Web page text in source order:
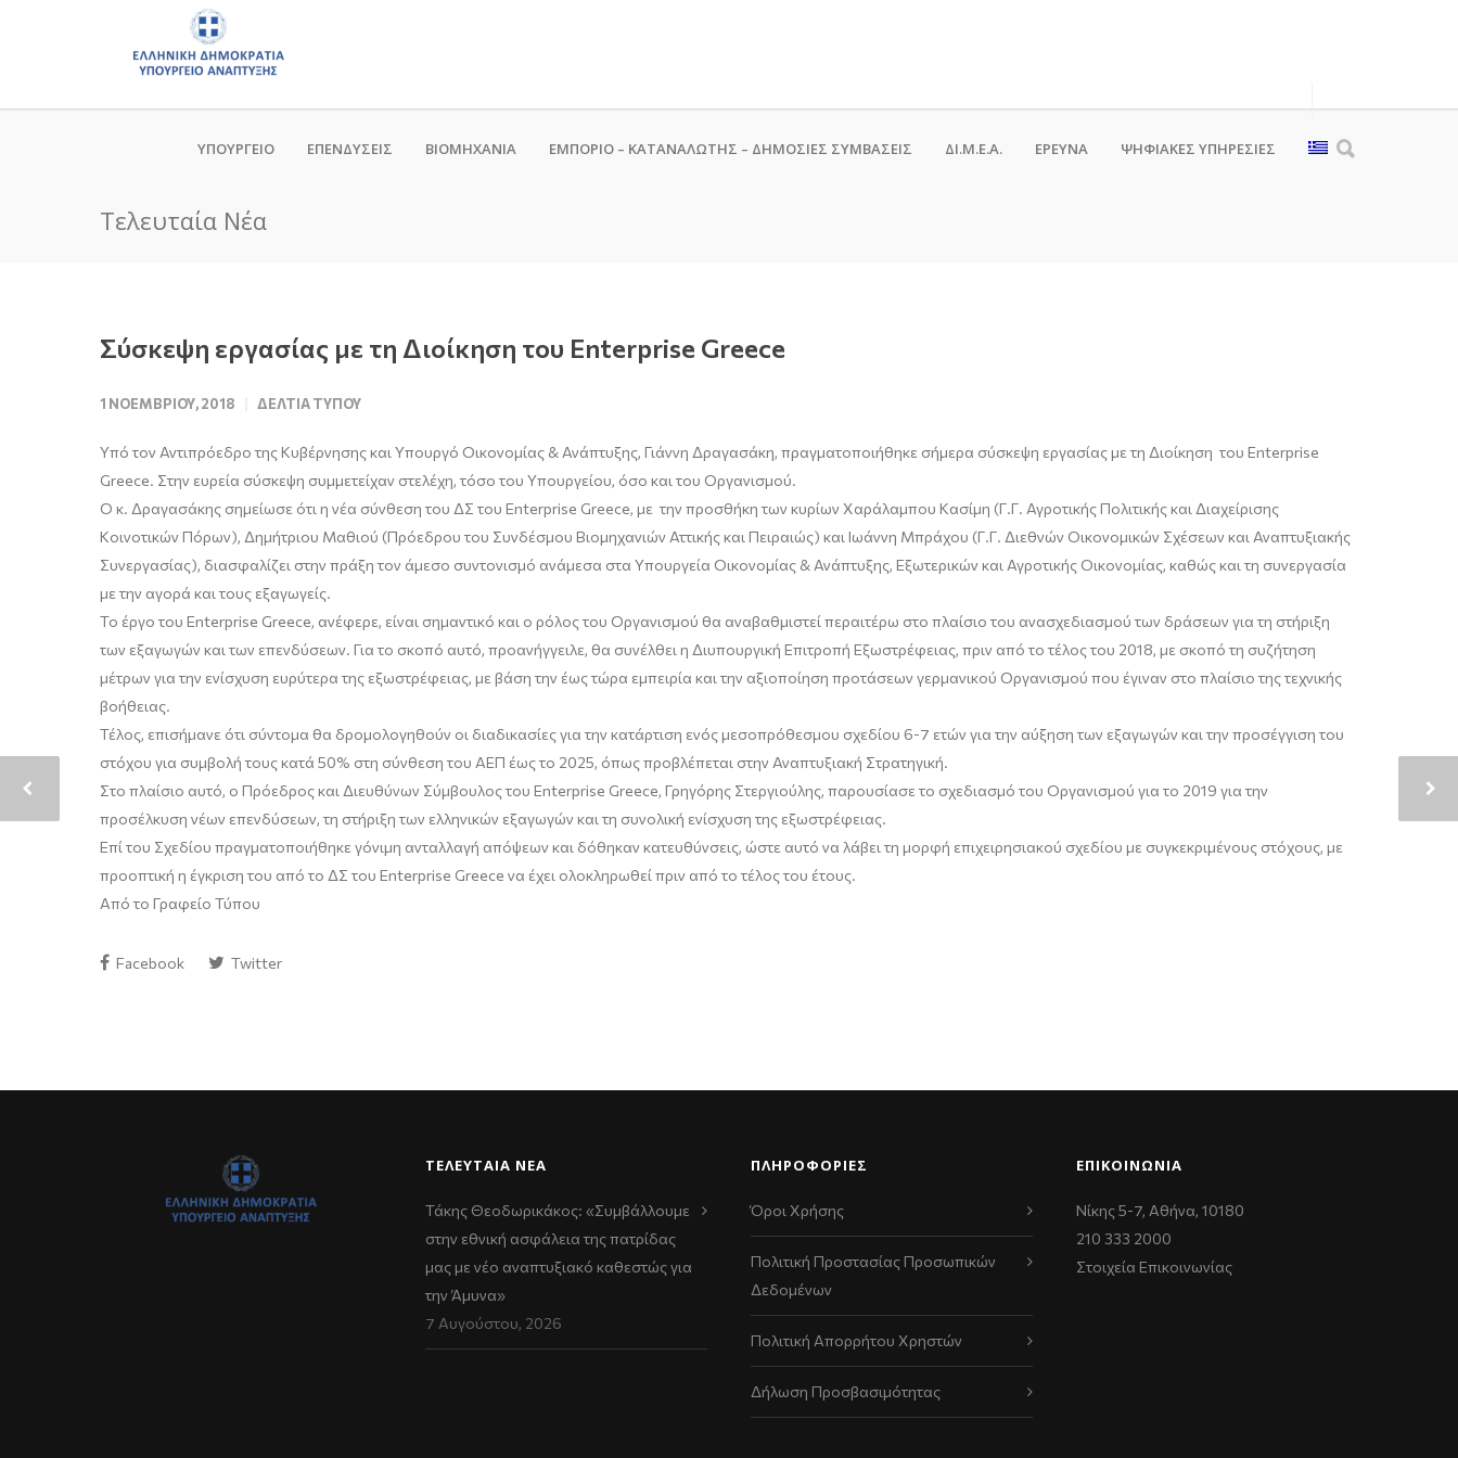
ΥΠΟΥΡΓΕΙΟ ΕΠΕΝΔΥΣΕΙΣ ΒΙΟΜΗΧΑΝΙΑ ΕΜΠΟΡΙΟ – ΚΑΤΑΝΑΛΩΤΗΣ – ΔΗΜΟΣΙΕΣ ΣΥΜΒΑΣΕΙΣ ΔΙ.Μ.Ε.Α. ΕΡΕΥΝΑ ΨΗΦΙΑΚΈΣ ΥΠΗΡΕΣΊΕΣ
Τελευταία Νέα
Σύσκεψη εργασίας με τη Διοίκηση του Enterprise Greece
1 ΝΟΕΜΒΡΊΟΥ, 2018 ΔΕΛΤΊΑ ΤΎΠΟΥ
Υπό τον Αντιπρόεδρο της Κυβέρνησης και Υπουργό Οικονομίας & Ανάπτυξης, Γιάννη Δραγασάκη, πραγματοποιήθηκε σήμερα σύσκεψη εργασίας με τη Διοίκηση του Enterprise
Greece. Στην ευρεία σύσκεψη συμμετείχαν στελέχη, τόσο του Υπουργείου, όσο και του Οργανισμού.
Ο κ. Δραγασάκης σημείωσε ότι η νέα σύνθεση του ΔΣ του Enterprise Greece, με την προσθήκη των κυρίων Χαράλαμπου Κασίμη (Γ.Γ. Αγροτικής Πολιτικής και Διαχείρισης
Κοινοτικών Πόρων), Δημήτριου Μαθιού (Πρόεδρου του Συνδέσμου Βιομηχανιών Αττικής και Πειραιώς) και Ιωάννη Μπράχου (Γ.Γ. Διεθνών Οικονομικών Σχέσεων και Αναπτυξιακής
Συνεργασίας), διασφαλίζει στην πράξη τον άμεσο συντονισμό ανάμεσα στα Υπουργεία Οικονομίας & Ανάπτυξης, Εξωτερικών και Αγροτικής Οικονομίας, καθώς και τη συνεργασία
με την αγορά και τους εξαγωγείς.
Το έργο του Enterprise Greece, ανέφερε, είναι σημαντικό και ο ρόλος του Οργανισμού θα αναβαθμιστεί περαιτέρω στο πλαίσιο του ανασχεδιασμού των δράσεων για τη στήριξη
των εξαγωγών και των επενδύσεων. Για το σκοπό αυτό, προανήγγειλε, θα συνέλθει η Διυπουργική Επιτροπή Εξωστρέφειας, πριν από το τέλος του 2018, με σκοπό τη συζήτηση
μέτρων για την ενίσχυση ευρύτερα της εξωστρέφειας, με βάση την έως τώρα εμπειρία και την αξιοποίηση προτάσεων γερμανικού Οργανισμού που έγιναν στο πλαίσιο της τεχνικής
βοήθειας.
Τέλος, επισήμανε ότι σύντομα θα δρομολογηθούν οι διαδικασίες για την κατάρτιση ενός μεσοπρόθεσμου σχεδίου 6-7 ετών για την αύξηση των εξαγωγών και την προσέγγιση του
στόχου για συμβολή τους κατά 50% στη σύνθεση του ΑΕΠ έως το 2025, όπως προβλέπεται στην Αναπτυξιακή Στρατηγική.
Στο πλαίσιο αυτό, ο Πρόεδρος και Διευθύνων Σύμβουλος του Enterprise Greece, Γρηγόρης Στεργιούλης, παρουσίασε το σχεδιασμό του Οργανισμού για το 2019 για την
προσέλκυση νέων επενδύσεων, τη στήριξη των ελληνικών εξαγωγών και τη συνολική ενίσχυση της εξωστρέφειας.
Επί του Σχεδίου πραγματοποιήθηκε γόνιμη ανταλλαγή απόψεων και δόθηκαν κατευθύνσεις, ώστε αυτό να λάβει τη μορφή επιχειρησιακού σχεδίου με συγκεκριμένους στόχους, με
προοπτική η έγκριση του από το ΔΣ του Enterprise Greece να έχει ολοκληρωθεί πριν από το τέλος του έτους.
Από το Γραφείο Τύπου
Facebook Twitter
ΤΕΛΕΥΤΑΊΑ ΝΈΑ
Τάκης Θεοδωρικάκος: «Συμβάλλουμε
στην εθνική ασφάλεια της πατρίδας
μας με νέο αναπτυξιακό καθεστώς για
την Άμυνα»
7 Αυγούστου, 2026
ΠΛΗΡΟΦΟΡΙΕΣ
Όροι Χρήσης
Πολιτική Προστασίας Προσωπικών
Δεδομένων
Πολιτική Απορρήτου Χρηστών
Δήλωση Προσβασιμότητας
ΕΠΙΚΟΙΝΩΝΊΑ
Νίκης 5-7, Αθήνα, 10180
210 333 2000
Στοιχεία Επικοινωνίας